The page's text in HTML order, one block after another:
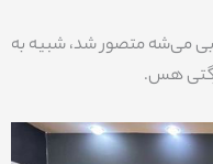
می‌شه متصور شد، شبیه به
هس.